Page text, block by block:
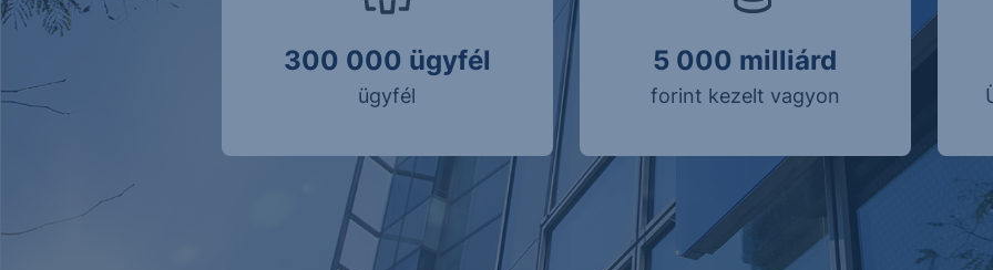
300 000 ügyfél
ügyfél
5 000 milliárd
forint kezelt vagyon